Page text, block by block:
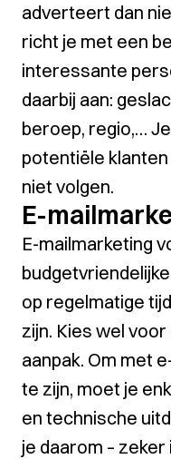
adverteert dan
richt je met een
interessante
daarbij aan:
beroep, regio,…
potentiële
niet volgen.
E-
E-mailmarketing
op regelmatige
zijn. Kies wel
aanpak. Om met
te zijn, moet je
en technische
je daarom –